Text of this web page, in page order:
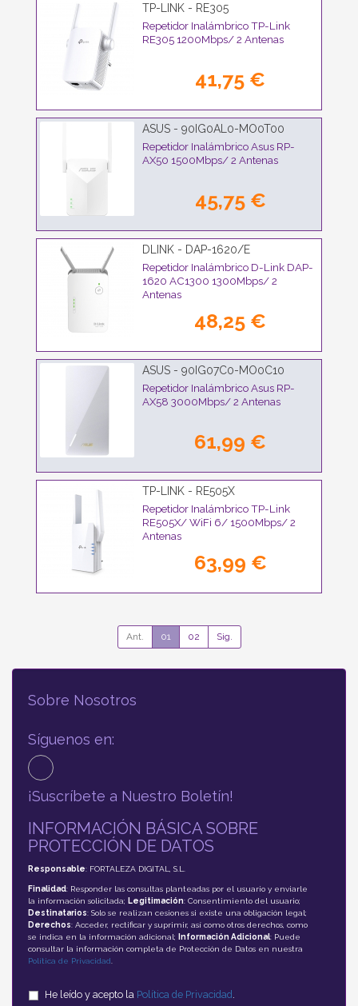
TP-LINK - RE305
Repetidor Inalámbrico TP-Link
RE305 1200Mbps/ 2 Antenas
41,75 €
ASUS - 90IG0AL0-MO0T00
Repetidor Inalámbrico Asus RP-
AX50 1500Mbps/ 2 Antenas
45,75 €
DLINK - DAP-1620/E
Repetidor Inalámbrico D-Link DAP-
1620 AC1300 1300Mbps/ 2
Antenas
48,25 €
ASUS - 90IG07C0-MO0C10
Repetidor Inalámbrico Asus RP-
AX58 3000Mbps/ 2 Antenas
61,99 €
TP-LINK - RE505X
Repetidor Inalámbrico TP-Link
RE505X/ WiFi 6/ 1500Mbps/ 2
Antenas
63,99 €
Ant. 01 02 Sig.
Sobre Nosotros
Síguenos en:
¡Suscríbete a Nuestro Boletín!
INFORMACIÓN BÁSICA SOBRE
PROTECCIÓN DE DATOS
Responsable: FORTALEZA DIGITAL, S.L.
Finalidad: Responder las consultas planteadas por el usuario y enviarle
la información solicitada; Legitimación: Consentimiento del usuario;
Destinatarios: Solo se realizan cesiones si existe una obligación legal;
Derechos: Acceder, rectificar y suprimir, así como otros derechos, como
se indica en la información adicional;
Información Adicional: Puede
consultar la información completa de Protección de Datos en nuestra
Política de Privacidad
He leído y acepto la Política de Privacidad